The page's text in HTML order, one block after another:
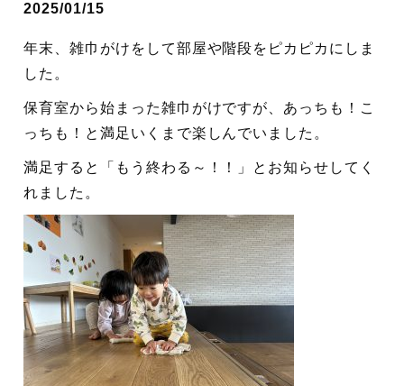
2025/01/15
年末、雑巾がけをして部屋や階段をピカピカにしま
した。
保育室から始まった雑巾がけですが、あっちも！こ
っちも！と満足いくまで楽しんでいました。
満足すると「もう終わる～！！」とお知らせしてく
れました。